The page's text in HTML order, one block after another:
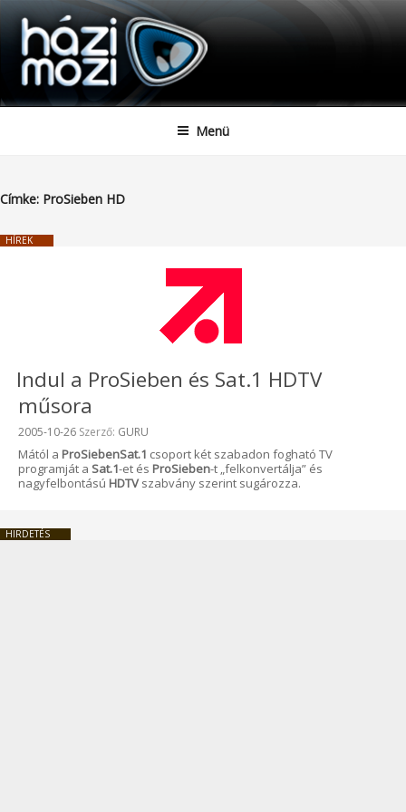
Tartalomhoz
HAZIMOZI
Menü
Címke: ProSieben HD
HÍREK
Indul a ProSieben és Sat.1 HDTV
műsora
Beküldve:
2005-10-26 Szerző: GURU
Mától a ProSiebenSat.1 csoport két szabadon fogható TV
programját a Sat.1-et és ProSieben-t „felkonvertálja” és
nagyfelbontású HDTVszabvány szerint sugározza.
HIRDETÉS